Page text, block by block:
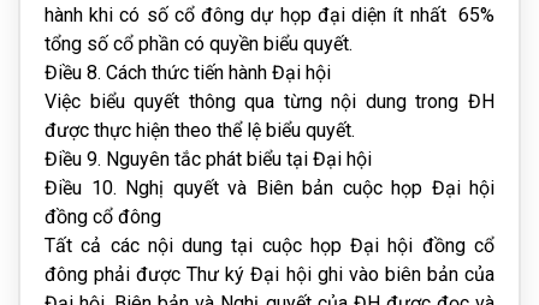
hành khi có số cổ đông dự họp đại diện ít nhất 65%
tổng số cổ phần có quyền biểu quyết.
Điều 8. Cách thức tiến hành Đại hội
Việc biểu quyết thông qua từng nội dung trong ĐH
được thực hiện theo thể lệ biểu quyết.
Điều 9. Nguyên tắc phát biểu tại Đại hội
Điều 10. Nghị quyết và Biên bản cuộc họp Đại hội
đồng cổ đông
Tất cả các nội dung tại cuộc họp Đại hội đồng cổ
đông phải được Thư ký Đại hội ghi vào biên bản của